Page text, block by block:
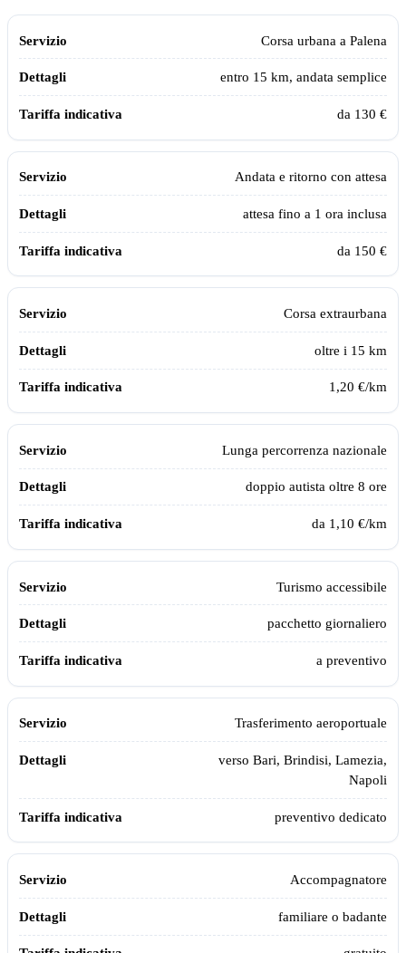
Tabella dei prezzi e delle tratte del taxi sanitario Assistiamo Te a
Servizio
Corsa urbana a Palena
entro 15 km, andata semplice
da 130 €
Andata e ritorno con attesa
attesa fino a 1 ora inclusa
da 150 €
Corsa extraurbana
oltre i 15 km
1,20 €/km
Lunga percorrenza nazionale
doppio autista oltre 8 ore
da 1,10 €/km
Turismo accessibile
pacchetto giornaliero
a preventivo
Trasferimento aeroportuale
verso Bari, Brindisi, Lamezia,
Napoli
preventivo dedicato
Accompagnatore
familiare o badante